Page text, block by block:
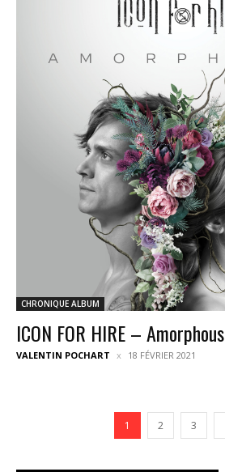
CHRONIQUE ALBUM
ICON FOR HIRE – Amorphous
VALENTIN POCHART 18 FÉVRIER 2021
1 2 3